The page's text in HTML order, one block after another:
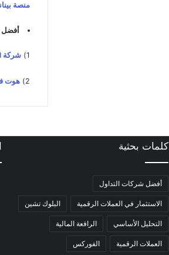
ت
ي
منصة
أفضل
1) شركة XM
2) هوت
كلمات بحثية
أفضل شركات التداول
الاستثمار في العملات الرقمية البلوك تشين
التحليل الأساسي الرافعة المالية
العملات الرقمية الفوركس